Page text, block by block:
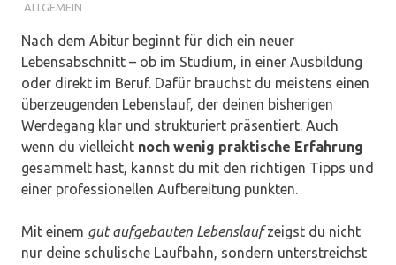
ALLGEMEIN
Nach dem Abitur beginnt für dich ein neuer
Lebensabschnitt – ob im Studium, in einer Ausbildung
oder direkt im Beruf. Dafür brauchst du meistens einen
überzeugenden Lebenslauf, der deinen bisherigen
Werdegang klar und strukturiert präsentiert. Auch
wenn du vielleicht noch wenig praktische Erfahrung
gesammelt hast, kannst du mit den richtigen Tipps und
einer professionellen Aufbereitung punkten.
Mit einem gut aufgebauten Lebenslaufzeigst du nicht
nur deine schulische Laufbahn, sondern unterstreichst